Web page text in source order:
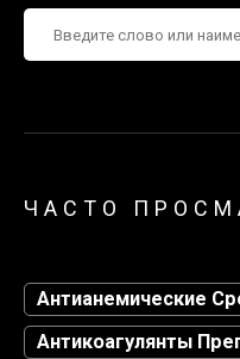
ЧАСТО
Антианемические
Антикоагулянты